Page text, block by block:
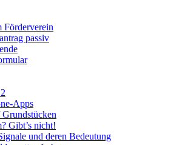
Förderverein
passiv
Apps
Grundstücken
Gibt’s nicht!
und deren Bedeutung